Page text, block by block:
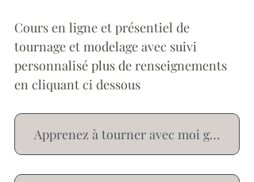
Cours en ligne et présentiel de
tournage et modelage avec suivi
personnalisé plus de renseignements
en cliquant ci dessous
Apprenez à tourner avec moi grâce à ma formation en distanciel